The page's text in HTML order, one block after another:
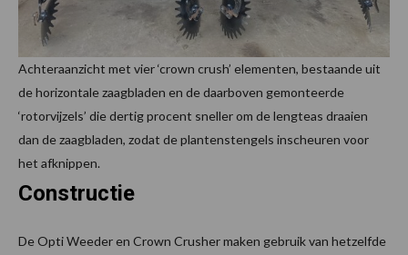
Achteraanzicht met vier ‘crown crush’ elementen, bestaande uit
de horizontale zaagbladen en de daarboven gemonteerde
‘rotorvijzels’ die dertig procent sneller om de lengteas draaien
dan de zaagbladen, zodat de plantenstengels inscheuren voor
het afknippen.
Constructie
De Opti Weeder en Crown Crusher maken gebruik van hetzelfde